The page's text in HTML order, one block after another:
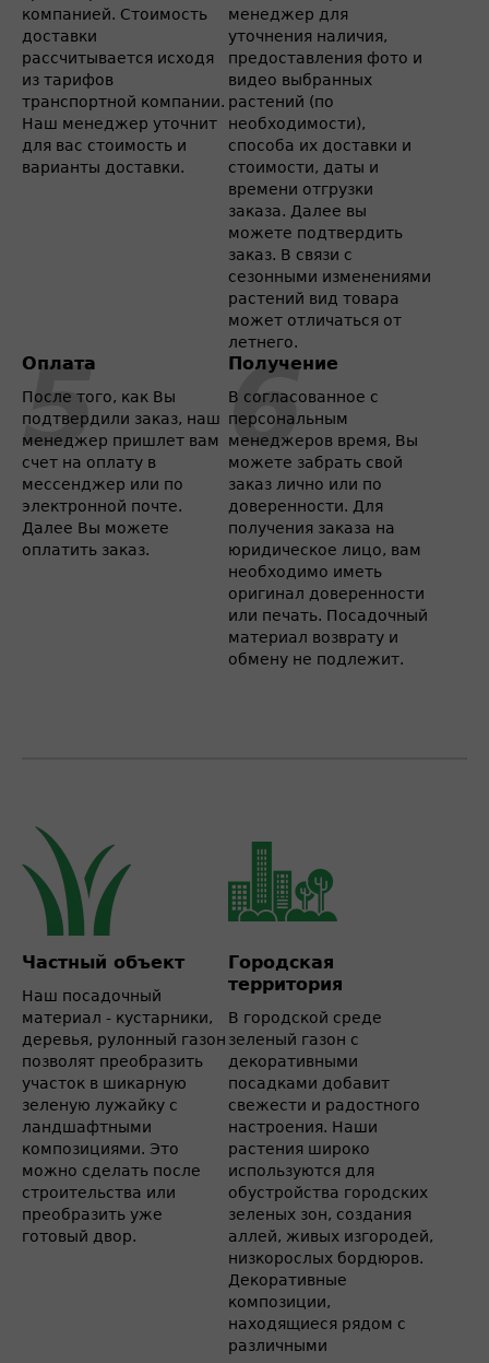
компанией. Стоимость
доставки
рассчитывается исходя
из тарифов
транспортной компании.
Наш менеджер уточнит
для вас стоимость и
варианты доставки.
менеджер для
уточнения наличия,
предоставления фото и
видео выбранных
растений (по
необходимости),
способа их доставки и
стоимости, даты и
времени отгрузки
заказа. Далее вы
можете подтвердить
заказ. В связи с
сезонными изменениями
растений вид товара
может отличаться от
летнего.
Оплата
После того, как Вы
подтвердили заказ, наш
менеджер пришлет вам
счет на оплату в
мессенджер или по
электронной почте.
Далее Вы можете
оплатить заказ.
Получение
В согласованное с
персональным
менеджеров время, Вы
можете забрать свой
заказ лично или по
доверенности. Для
получения заказа на
юридическое лицо, вам
необходимо иметь
оригинал доверенности
или печать. Посадочный
материал возврату и
обмену не подлежит.
Частный объект
Наш посадочный
материал - кустарники,
деревья, рулонный газон
позволят преобразить
участок в шикарную
зеленую лужайку с
ландшафтными
композициями. Это
можно сделать после
строительства или
преобразить уже
готовый двор.
Городская
территория
В городской среде
зеленый газон с
декоративными
посадками добавит
свежести и радостного
настроения. Наши
растения широко
используются для
обустройства городских
зеленых зон, создания
аллей, живых изгородей,
низкорослых бордюров.
Декоративные
композиции,
находящиеся рядом с
различными